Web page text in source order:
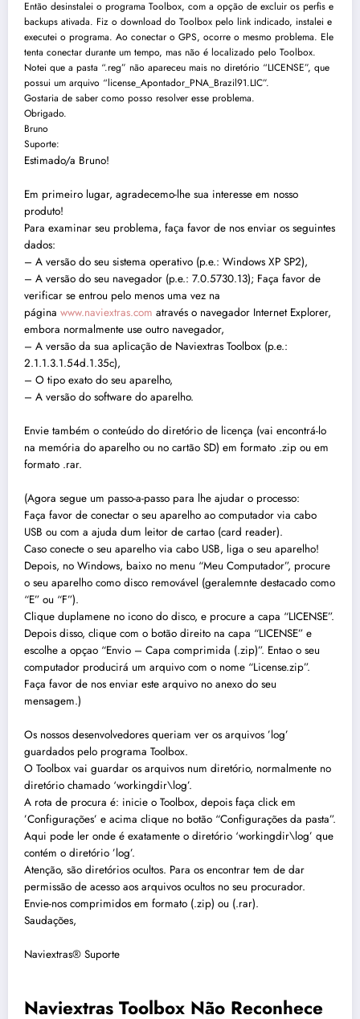
Então desinstalei o programa Toolbox, com a opção de excluir os perfis e
backups ativada. Fiz o download do Toolbox pelo link indicado, instalei e
executei o programa. Ao conectar o GPS, ocorre o mesmo problema. Ele
tenta conectar durante um tempo, mas não é localizado pelo Toolbox.
Notei que a pasta “.reg” não apareceu mais no diretório “LICENSE”, que
possui um arquivo “license_Apontador_PNA_Brazil91.LIC”.
Gostaria de saber como posso resolver esse problema.
Obrigado.
Bruno
Suporte:
Estimado/a Bruno!
Em primeiro lugar, agradecemo-lhe sua interesse em nosso
produto!
Para examinar seu problema, faҫa favor de nos enviar os seguintes
dados:
– A versão do seu sistema operativo (p.e.: Windows XP SP2),
– A versão do seu navegador (p.e.: 7.0.5730.13); Faça favor de
verificar se entrou pelo menos uma vez na
página www.naviextras.com através o navegador Internet Explorer,
embora normalmente use outro navegador,
– A versão da sua aplicaҫão de Naviextras Toolbox (p.e.:
2.1.1.3.1.54d.1.35c),
– O tipo exato do seu aparelho,
– A versão do software do aparelho.
Envie também o conteúdo do diretório de licença (vai encontrá-lo
na memória do aparelho ou no cartão SD) em formato .zip ou em
formato .rar.
(Agora segue um passo-a-passo para lhe ajudar o processo:
Faça favor de conectar o seu aparelho ao computador via cabo
USB ou com a ajuda dum leitor de cartao (card reader).
Caso conecte o seu aparelho via cabo USB, liga o seu aparelho!
Depois, no Windows, baixo no menu “Meu Computador”, procure
o seu aparelho como disco removável (geralemnte destacado como
“E” ou “F”).
Clique duplamene no icono do disco, e procure a capa “LICENSE”.
Depois disso, clique com o botão direito na capa “LICENSE” e
escolhe a opçao “Envio – Capa comprimida (.zip)”. Entao o seu
computador producirá um arquivo com o nome “License.zip”.
Faça favor de nos enviar este arquivo no anexo do seu
mensagem.)
Os nossos desenvolvedores queriam ver os arquivos ’log’
guardados pelo programa Toolbox.
O Toolbox vai guardar os arquivos num diretório, normalmente no
diretório chamado ‘workingdir\log’.
A rota de procura é: inicie o Toolbox, depois faça click em
’Configurações’ e acima clique no botão “Configurações da pasta”.
Aqui pode ler onde é exatamente o diretório ‘workingdir\log’ que
contém o diretório ’log’.
Atenção, são diretórios ocultos. Para os encontrar tem de dar
permissão de acesso aos arquivos ocultos no seu procurador.
Envie-nos comprimidos em formato (.zip) ou (.rar).
Saudações,
Naviextras® Suporte
Naviextras Toolbox Não Reconhece